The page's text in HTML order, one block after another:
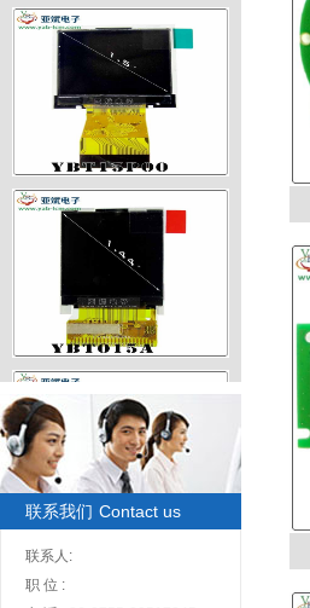
TFT1.5寸320x240彩屏
TFT1.44寸128x128彩屏
TFT2.7寸960x240彩屏
联系我们 Contact us
联系人:
职 位 :